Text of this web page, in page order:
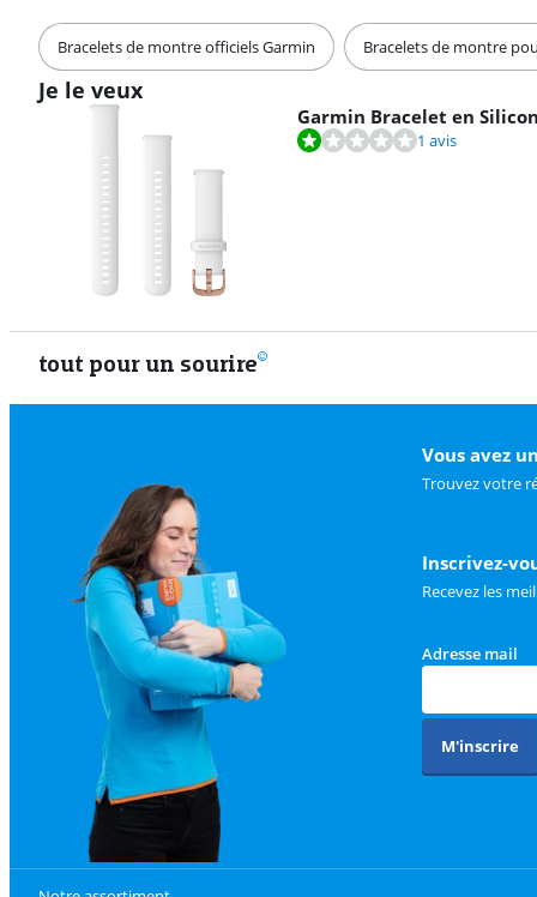
Bracelets de montre officiels Garmin Bracelets de montre
Je le veux
Garmin Bracelet en
La note est de 2,0 sur 10, basée sur 1 avis. 1 avis
tout pour un sourire
Vous avez
Trouvez votre
Inscrivez-
Recevez les
Adresse mail
M'inscrire